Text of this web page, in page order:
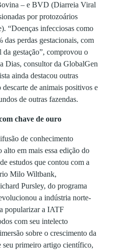
– e BVD (Diarreia Viral
por protozoários
“Doenças infecciosas como
das perdas gestacionais, com
da gestação”, comprovou o
Dias, consultor da GlobalGen
ainda destacou outras
de animais positivos e
de outras fazendas.
chave de ouro
de conhecimento
em mais essa edição do
estudos que contou com a
Milo Wiltbank,
Pursley, do programa
a indústria norte-
popularizar a IATF
com seu intelecto
sobre o crescimento da
seu primeiro artigo científico,